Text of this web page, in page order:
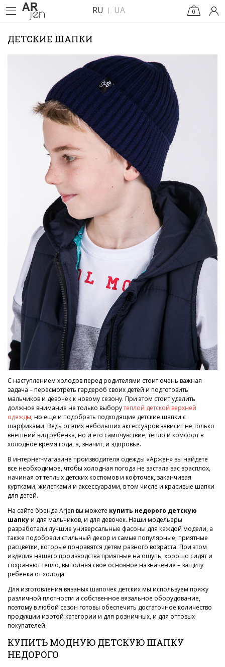
RU UA 0
ДЕТСКИЕ ШАПКИ
С наступлением холодов перед родителями стоит очень важная
задача – пересмотреть гардероб своих детей и подготовить
мальчиков и девочек к новому сезону. При этом стоит уделить
должное внимание не только выборутеплой детской верхней
одежды, но еще и подобрать подходящие детские шапки с
шарфиками. Ведь от этих небольших аксессуаров зависит не только
внешний вид ребенка, но и его самочувствие, тепло и комфорт в
холодное время года, а, значит, и здоровье.
В интернет-магазине производителя одежды «Аржен» вы найдете
все необходимое, чтобы холодная погода не застала вас врасплох,
начиная от теплых детских костюмов и кофточек, заканчивая
куртками, жилетками и аксессуарами, в том числе и красивые шапки
для детей.
На сайте бренда Arjen вы можете купить недорого детскую
шапкуи для мальчиков, и для девочек. Наши модельеры
разработали лучшие универсальные фасоны для каждой модели, а
также подобрали стильный декор и самые популярные, приятные
расцветки, которые понравятся детям разного возраста. При этом
изделия нашего производства приятные на ощупь, хорошо сидят и
сохраняют тепло, выполняя свое основное назначение – защиту
ребенка от холода.
Для изготовления вязаных шапочек детских мы используем пряжу
различной плотности и собственное вязальное оборудование,
поэтому в любой сезон готовы обеспечить достаточное количество
продукции из этой категории и для розничных, и для оптовых
покупателей.
КУПИТЬ МОДНУЮ ДЕТСКУЮ ШАПКУ
НЕДОРОГО